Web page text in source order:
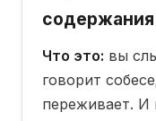
содержания
Что это: вы
говорит
переживает. И